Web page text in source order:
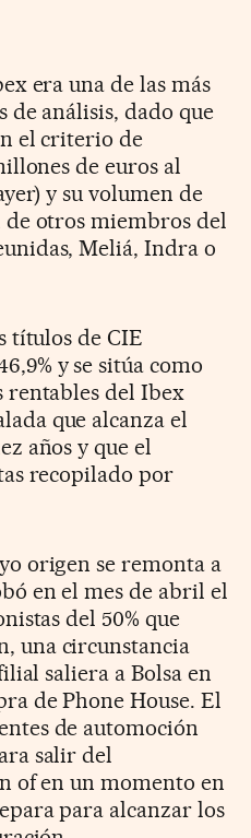
era una de las más
de análisis, dado que
el criterio de
de euros al
y su volumen de
otros miembros del
Meliá, Indra o
títulos de CIE
y se sitúa como
rentables del Ibex
que alcanza el
años y que el
recopilado por
origen se remonta a
en el mes de abril el
del 50% que
una circunstancia
saliera a Bolsa en
de Phone House. El
de automoción
salir del
of en un momento en
para alcanzar los